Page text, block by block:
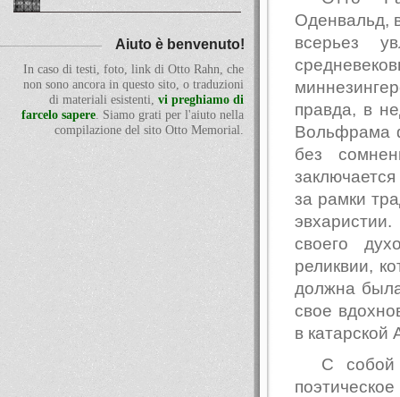
Оденвальд,
всерьез
правда, в
Вольфрама
без
за рамки
своего
реликвии,
должна
свое
в катарской
С собой
Aiuto è benvenuto!
In caso di testi, foto, link di Otto Rahn, che
non sono ancora in questo sito, o traduzioni
di materiali esistenti, vi preghiamo di
farcelo sapere. Siamo grati per l'aiuto nella
compilazione del sito Otto Memorial.